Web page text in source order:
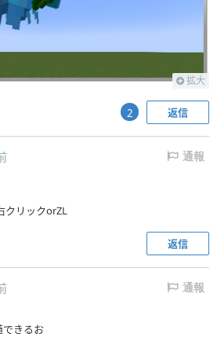
拡大
返信
2
通報
クリックorZL
返信
通報
できるお